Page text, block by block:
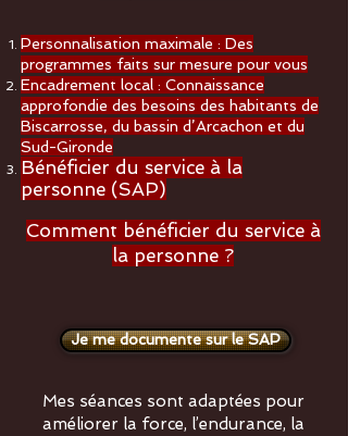
Personnalisation maximale : Des
programmes faits sur mesure pour vous
Encadrement local : Connaissance
approfondie des besoins des habitants de
Biscarrosse, du bassin d’Arcachon et du
Sud-Gironde
Bénéficier du service à la
personne (SAP)
Comment bénéficier du service à
la personne ?
Mes séances sont adaptées pour
améliorer la force, l’endurance, la
Je me documente sur le SAP